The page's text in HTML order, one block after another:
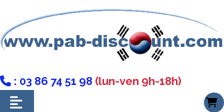
 : 03 86 74 51 98 (lun-ven 9h-18h)